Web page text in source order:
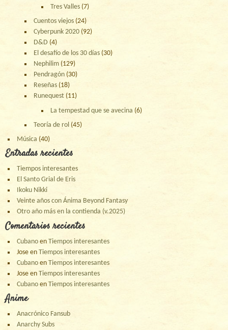
Tres Valles (7)
Cuentos viejos (24)
Cyberpunk 2020 (92)
D&D (4)
El desafío de los 30 días (30)
Nephilim (129)
Pendragón (30)
Reseñas (18)
Runequest (11)
La tempestad que se avecina (6)
Teoría de rol (45)
Música (40)
Entradas recientes
Tiempos interesantes
El Santo Grial de Eris
Ikoku Nikki
Veinte años con Ánima Beyond Fantasy
Otro año más en la contienda (v.2025)
Comentarios recientes
Cubano enTiempos interesantes
Jose enTiempos interesantes
Cubano enTiempos interesantes
Jose enTiempos interesantes
Cubano enTiempos interesantes
Anime
Anacrónico Fansub
Anarchy Subs